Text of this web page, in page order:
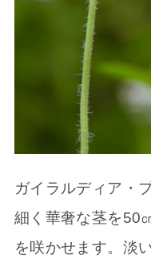
ガイラルディア・
細く華奢な茎を50
を咲かせます。淡